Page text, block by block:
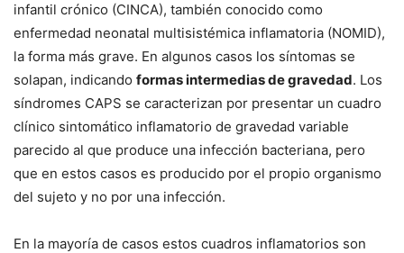
infantil crónico (CINCA), también conocido como
enfermedad neonatal multisistémica inflamatoria (NOMID),
la forma más grave. En algunos casos los síntomas se
solapan, indicando formas intermedias de gravedad. Los
síndromes CAPS se caracterizan por presentar un cuadro
clínico sintomático inflamatorio de gravedad variable
parecido al que produce una infección bacteriana, pero
que en estos casos es producido por el propio organismo
del sujeto y no por una infección.
En la mayoría de casos estos cuadros inflamatorios son